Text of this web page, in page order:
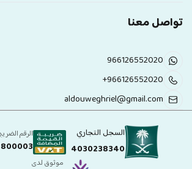
تواصل معنا
966126552020
+966126552020
aldouweghriel@gmail.com
السجل التجاري
4030238340
الرقم
موثوق لدى